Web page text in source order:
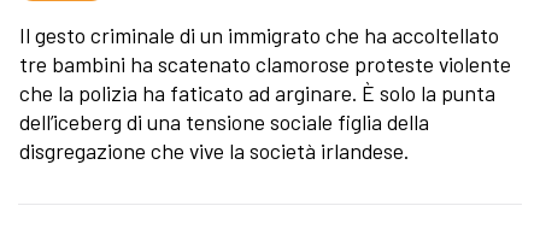
Il gesto criminale di un immigrato che ha accoltellato
tre bambini ha scatenato clamorose proteste violente
che la polizia ha faticato ad arginare. È solo la punta
dell’iceberg di una tensione sociale figlia della
disgregazione che vive la società irlandese.